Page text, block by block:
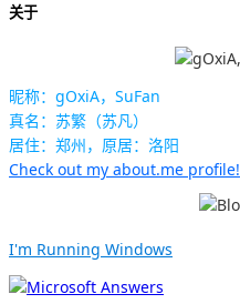
关于
昵称：gOxiA，SuFan
真名：苏繁（苏凡）
居住：郑州，原居：洛阳
Check out my about.me profile!
I'm Running Windows